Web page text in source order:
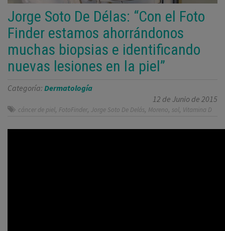
Jorge Soto De Délas: “Con el Foto
Finder estamos ahorrándonos
muchas biopsias e identificando
nuevas lesiones en la piel”
Categoría: Dermatología
12 de Junio de 2015
cáncer de piel, FotoFinder, Jorge Soto De Delás, Moreno, sol, Vitamina D